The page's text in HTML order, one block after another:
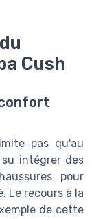
Cush
pas qu'au
intégrer des
pour
Le recours à la
de cette